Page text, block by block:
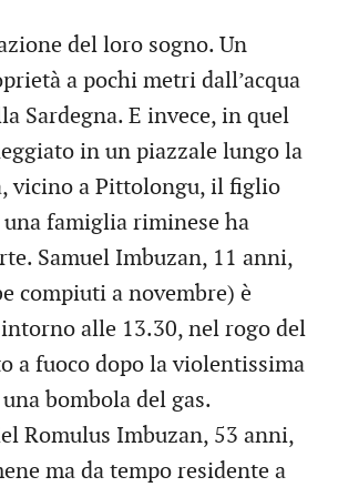
del loro sogno. Un
a pochi metri dall’acqua
Sardegna. E invece, in quel
in un piazzale lungo la
vicino a Pittolongu, il figlio
famiglia riminese ha
Samuel Imbuzan, 11 anni,
compiuti a novembre) è
alle 13.30, nel rogo del
a fuoco dopo la violentissima
bombola del gas.
Romulus Imbuzan, 53 anni,
ma da tempo residente a